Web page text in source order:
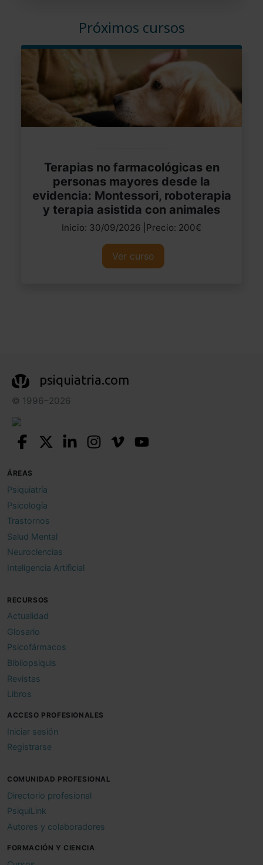
Próximos cursos
Terapias no farmacológicas en
personas mayores desde la
evidencia: Montessori, roboterapia
y terapia asistida con animales
Inicio: 30/09/2026 |Precio: 200€
Ver curso
psiquiatria.com
© 1996–2026
ÁREAS
Psiquiatría
Psicología
Trastornos
Salud Mental
Neurociencias
Inteligencia Artificial
RECURSOS
Actualidad
Glosario
Psicofármacos
Bibliopsiquis
Revistas
Libros
ACCESO PROFESIONALES
Iniciar sesión
Registrarse
COMUNIDAD PROFESIONAL
Directorio profesional
PsiquiLink
Autores y colaboradores
FORMACIÓN Y CIENCIA